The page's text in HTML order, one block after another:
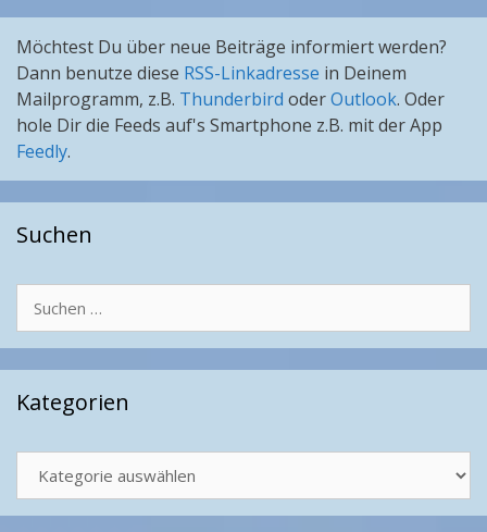
Möchtest Du über neue Beiträge informiert werden?
Dann benutze diese RSS-Linkadresse in Deinem
Mailprogramm, z.B. Thunderbird oderOutlook. Oder
hole Dir die Feeds auf's Smartphone z.B. mit der App
Feedly.
Suchen
nach:
Kategorien